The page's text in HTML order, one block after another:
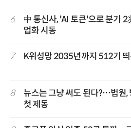
6
中 통신사, 'AI 토큰'으로 분기
업화 시동
7 K위성망 2035년까지 512기
8
뉴스는 그냥 써도 된다?…법원,
첫 제동